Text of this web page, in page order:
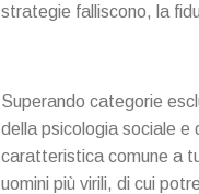
strategie falliscono, la
Superando categorie
della psicologia sociale e
caratteristica comune a
uomini più virili, di cui